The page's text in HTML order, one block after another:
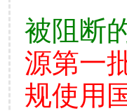
被阻断
源第一
规使用